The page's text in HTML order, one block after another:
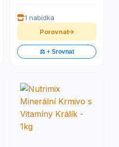
1 nabídka
Porovnat
⚖️ + Srovnat